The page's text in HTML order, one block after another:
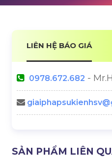
LIÊN HỆ BÁO GIÁ
0978.672.682 -
SẢN PHẨM LIÊN